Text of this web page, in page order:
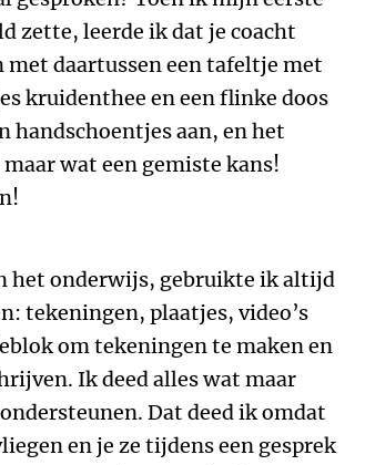
zette, leerde ik dat je coacht
daartussen een tafeltje met
kruidenthee en een flinke doos
handschoentjes aan, en het
wat een gemiste kans!
het onderwijs, gebruikte ik altijd
tekeningen, plaatjes, video’s
om tekeningen te maken en
Ik deed alles wat maar
Dat deed ik omdat
en je ze tijdens een gesprek